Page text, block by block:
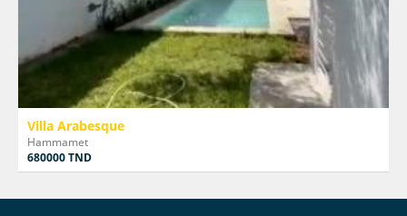
Villa Arabesque
Hammamet
680000 TND